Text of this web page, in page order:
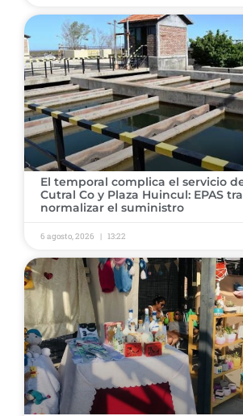
El temporal complica el servicio
Cutral Co y Plaza Huincul: EPAS
normalizar el suministro
6 agosto, 2026 13:22